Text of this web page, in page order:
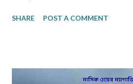
তারও জীবনসঙ্গিনী জুটেনি। মোট সাতজন সদস্য নিয়ে
পড়াশুনার প্রতি যথেষ্ট তৎপর ও সহানুভূতিশীল। তাদের
SHARE POST A COMMENT